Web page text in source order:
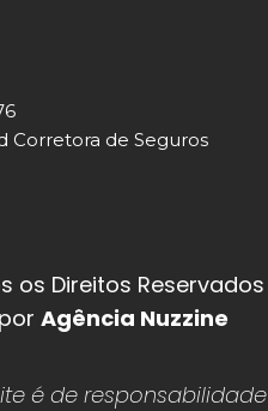
Corretora de Seguros
os Direitos Reservados
Agência Nuzzine
é de responsabilidade